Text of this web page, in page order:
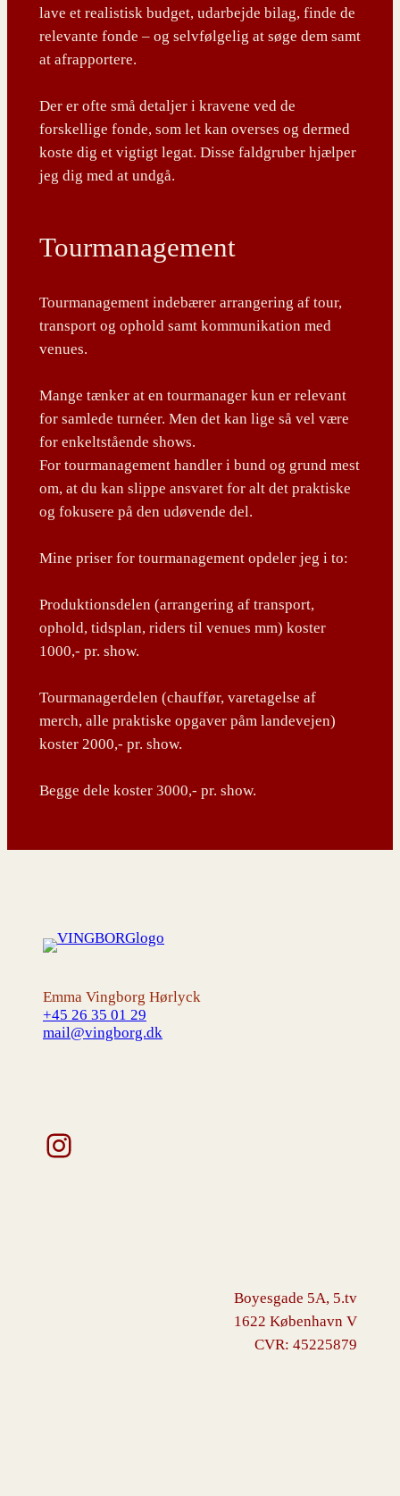
lave et realistisk budget, udarbejde bilag, finde de
relevante fonde – og selvfølgelig at søge dem samt
at afrapportere.
Der er ofte små detaljer i kravene ved de
forskellige fonde, som let kan overses og dermed
koste dig et vigtigt legat. Disse faldgruber hjælper
jeg dig med at undgå.
Tourmanagement
Tourmanagement indebærer arrangering af tour,
transport og ophold samt kommunikation med
venues.
Mange tænker at en tourmanager kun er relevant
for samlede turnéer. Men det kan lige så vel være
for enkeltstående shows.
For tourmanagement handler i bund og grund mest
om, at du kan slippe ansvaret for alt det praktiske
og fokusere på den udøvende del.
Mine priser for tourmanagement opdeler jeg i to:
Produktionsdelen (arrangering af transport,
ophold, tidsplan, riders til venues mm) koster
1000,- pr. show.
Tourmanagerdelen (chauffør, varetagelse af
merch, alle praktiske opgaver påm landevejen)
koster 2000,- pr. show.
Begge dele koster 3000,- pr. show.
Emma Vingborg Hørlyck
+45 26 35 01 29
mail@vingborg.dk
Instagram
Boyesgade 5A, 5.tv
1622 København V
CVR: 45225879